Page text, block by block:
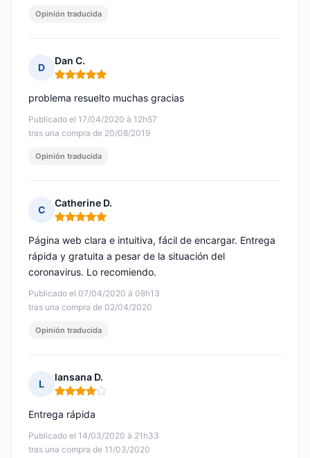
Opinión traducida
D
Dan C.
Nota: 5 de 5
Publicado el 17/04/2020 à 12h57
tras una compra de 20/08/2019
problema resuelto muchas gracias
Opinión traducida
C
Catherine D.
Nota: 5 de 5
Publicado el 07/04/2020 à 08h13
tras una compra de 02/04/2020
Página web clara e intuitiva, fácil de encargar. Entrega
rápida y gratuita a pesar de la situación del
coronavirus. Lo recomiendo.
Opinión traducida
L
lansana D.
Nota: 4 de 5
Publicado el 14/03/2020 à 21h33
tras una compra de 11/03/2020
Entrega rápida